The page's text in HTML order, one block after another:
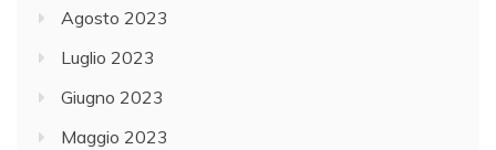
Agosto 2023
Luglio 2023
Giugno 2023
Maggio 2023